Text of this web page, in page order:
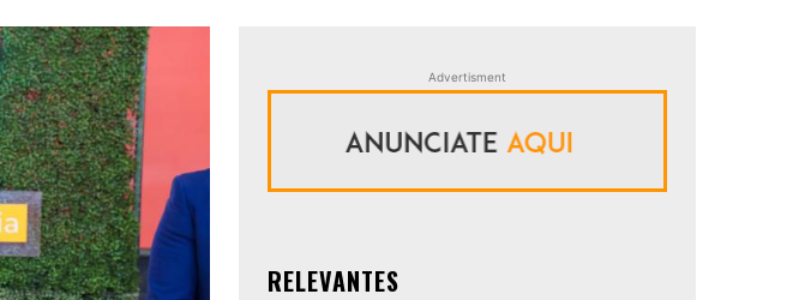
Advertisment
RELEVANTES